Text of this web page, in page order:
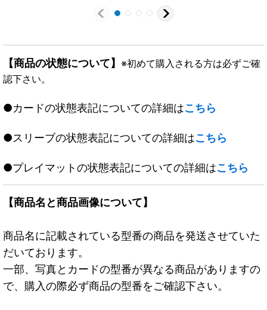
【商品の状態について】 ※初めて購入される方は必ずご確
認下さい。
●カードの状態表記についての詳細はこちら
●スリーブの状態表記についての詳細はこちら
●プレイマットの状態表記についての詳細はこちら
【商品名と商品画像について】
商品名に記載されている型番の商品を発送させていた
だいております。
一部、写真とカードの型番が異なる商品がありますの
で、購入の際必ず商品の型番をご確認下さい。